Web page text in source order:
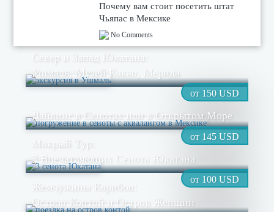
Почему вам стоит посетить штат
Чьяпас в Мексике
No Comments
Север и Запад Юкатана:
Ушмаль, Музей Какао, Мерида
от 150 USD
Дайвинг в Cенотах или в Открытом Море
от 145 USD
Мокрый Тур:
3 Впечатляющих Сенота Юкатана
от 100 USD
Жемчужины Карибов:
Остров Контой и Остров Женщин